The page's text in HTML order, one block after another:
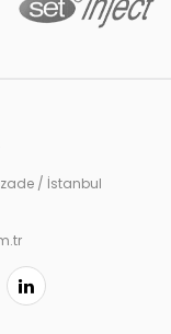
/ İstanbul